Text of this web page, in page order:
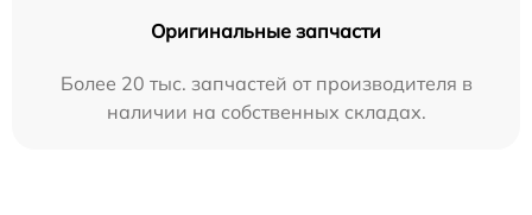
Оригинальные запчасти
Более 20 тыс. запчастей от производителя в
наличии на собственных складах.